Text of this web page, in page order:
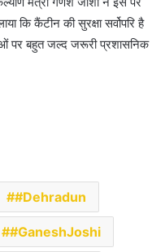
कि कैंटीन की सुरक्षा सर्वोपरि है
पर बहुत जल्द जरूरी प्रशासनिक
#Dehradun
#GaneshJoshi